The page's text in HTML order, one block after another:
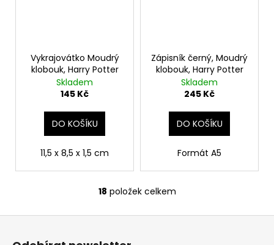
Vykrajovátko Moudrý
klobouk, Harry Potter
Skladem
145 Kč
DO KOŠÍKU
11,5 x 8,5 x 1,5 cm
Zápisník černý, Moudrý
klobouk, Harry Potter
Skladem
245 Kč
DO KOŠÍKU
Formát A5
O
v
18 položek celkem